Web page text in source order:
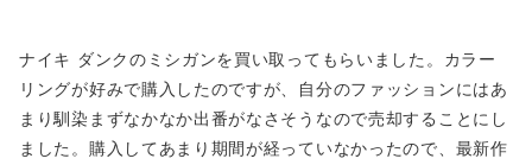
ナイキ ダンクのミシガンを買い取ってもらいました。カラー
リングが好みで購入したのですが、自分のファッションにはあ
まり馴染まずなかなか出番がなさそうなので売却することにし
ました。購入してあまり期間が経っていなかったので、最新作